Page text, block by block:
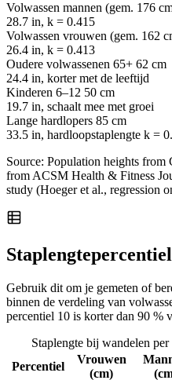
Volwassen mannen (gem. 176
28.7 in, k = 0.415
Volwassen vrouwen (gem. 162
26.4 in, k = 0.413
Oudere volwassenen 65+ 62 cm
24.4 in, korter met de leeftijd
Kinderen 6–12 50 cm
19.7 in, schaalt mee met groei
Lange hardlopers 85 cm
33.5 in, hardloopstaplengte k =
Source: Population heights
from ACSM Health & Fitness
study (Hoeger et al., regression
Gebruik dit om je gemeten of
binnen de verdeling van
percentiel 10 is korter dan 90 %
Staplengte bij wandelen
Percentiel
Vrouwen
(cm)